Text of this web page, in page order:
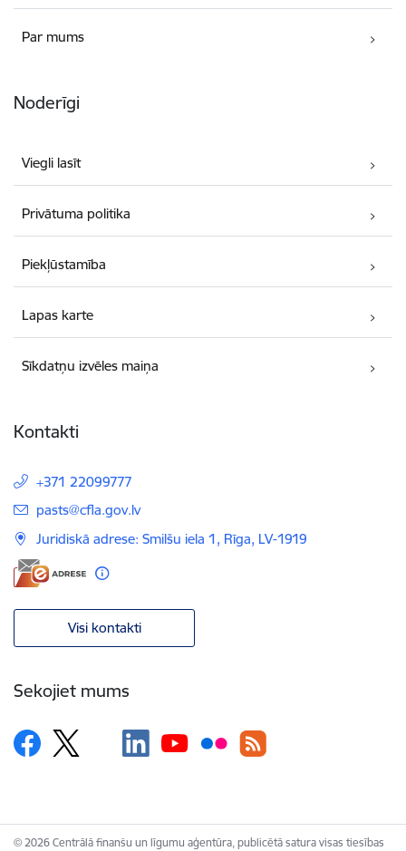
Par mums
Noderīgi
Viegli lasīt
Privātuma politika
Piekļūstamība
Lapas karte
Sīkdatņu izvēles maiņa
Kontakti
+371 22099777
E-pasts:
pasts@cfla.gov.lv
Juridiskā adrese: Smilšu iela 1, Rīga, LV-1919
Visi kontakti
Sekojiet mums
© 2026 Centrālā finanšu un līgumu aģentūra, publicētā satura visas tiesības